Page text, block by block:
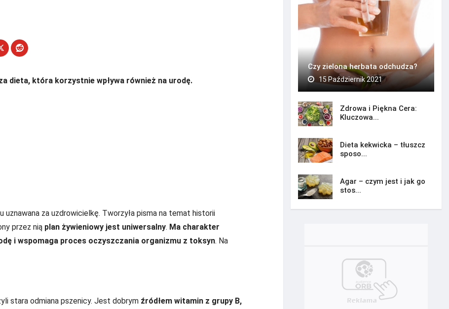
dieta, która korzystnie wpływa również na urodę.
uznawana za uzdrowicielkę. Tworzyła pisma na temat historii
przez nią plan żywieniowy jest uniwersalny. Ma charakter
i wspomaga proces oczyszczania organizmu z toksyn. Na
stara odmiana pszenicy. Jest dobrym źródłem witamin z grupy B,
Czy zielona herbata odchudza?
15 Październik 2021
Zdrowa i Piękna Cera:
Kluczowa...
Dieta kekwicka – tłuszcz
sposo...
Agar – czym jest i jak go
stos...